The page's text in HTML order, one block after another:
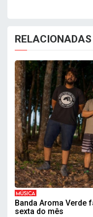
RELACIONADAS
MÚSICA
Banda Aroma Verde
sexta do mês